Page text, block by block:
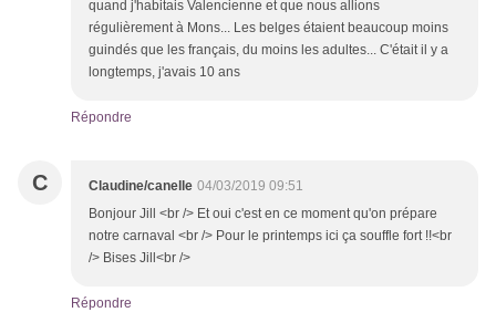
quand j'habitais Valencienne et que nous allions
régulièrement à Mons... Les belges étaient beaucoup moins
guindés que les français, du moins les adultes... C'était il y a
longtemps, j'avais 10 ans
Répondre
C Claudine/canelle 04/03/2019 09:51
Bonjour Jill <br /> Et oui c'est en ce moment qu'on prépare
notre carnaval <br /> Pour le printemps ici ça souffle fort !!<br
/> Bises Jill<br />
Répondre